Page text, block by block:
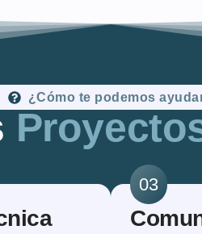
¿Cómo te podemos
03